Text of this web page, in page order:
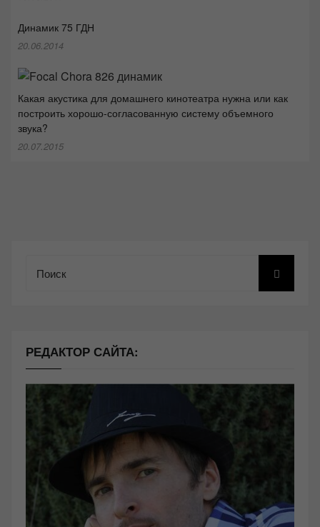
Динамик 75 ГДН
20.06.2014
Какая акустика для домашнего кинотеатра нужна или как
построить хорошо-согласованную систему объемного
звука?
20.07.2015
РЕДАКТОР САЙТА: